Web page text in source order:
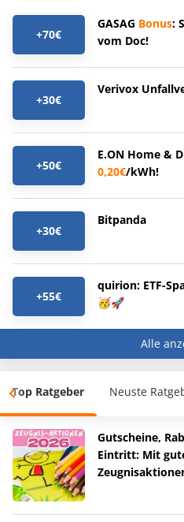
+70€
GASAG Bonus:
vom Doc!
+30€
Verivox
+50€
E.ON Home &
0,20€/kWh!
+30€
Bitpanda
+55€
quirion: ETF-
🥳🚀
Alle
Top Ratgeber Neuste
Gutscheine,
Eintritt: Mit